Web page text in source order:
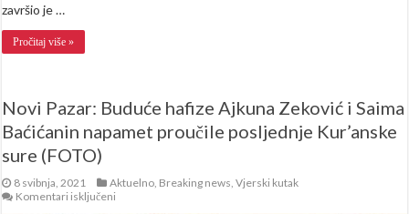
završio je …
Pročitaj više »
Novi Pazar: Buduće hafize Ajkuna Zeković i Saima
Baćićanin napamet proučile posljednje Kur’anske
sure (FOTO)
8 svibnja, 2021 Aktuelno Breaking news ,Vjerski kutak
Komentari isključeni